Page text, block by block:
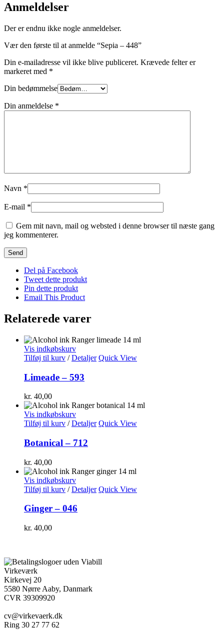
Anmeldelser
Der er endnu ikke nogle anmeldelser.
Vær den første til at anmelde “Sepia – 448”
Din e-mailadresse vil ikke blive publiceret. Krævede felter er
markeret med *
Din bedømmelse
Din anmeldelse *
Navn *
E-mail *
Gem mit navn, mail og websted i denne browser til næste gang
jeg kommenterer.
Del på Facebook
Tweet dette produkt
Pin dette produkt
Email This Product
Relaterede varer
Vis indkøbskurv
Tilføj til kurv / Detaljer Quick View
Limeade – 593
kr. 40,00
Vis indkøbskurv
Tilføj til kurv / Detaljer Quick View
Botanical – 712
kr. 40,00
Vis indkøbskurv
Tilføj til kurv / Detaljer Quick View
Ginger – 046
kr. 40,00
Virkeværk
Kirkevej 20
5580 Nørre Aaby, Danmark
CVR 39309920
cv@virkevaerk.dk
Ring 30 27 77 62